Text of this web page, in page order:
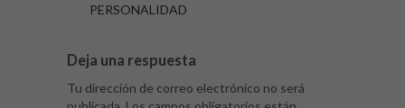
PERSONALIDAD
Deja una respuesta
Tu dirección de correo electrónico no será